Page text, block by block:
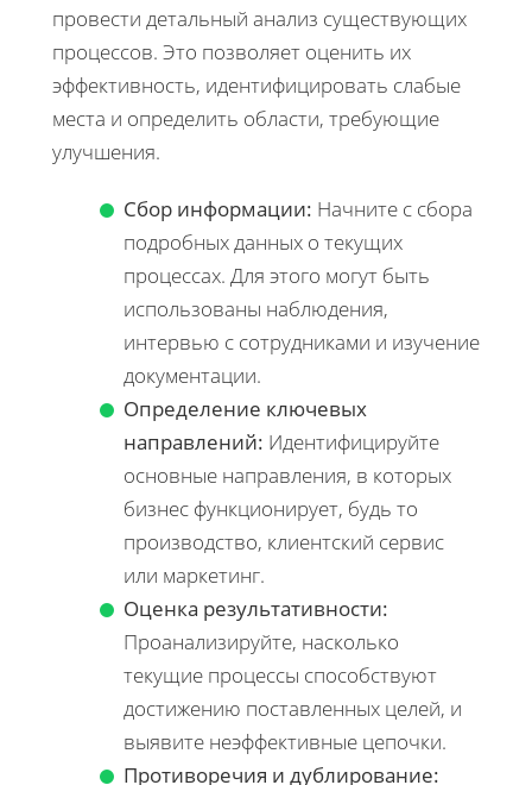
провести детальный анализ существующих
процессов. Это позволяет оценить их
эффективность, идентифицировать слабые
места и определить области, требующие
улучшения.
Сбор информации: Начните с сбора
подробных данных о текущих
процессах. Для этого могут быть
использованы наблюдения,
интервью с сотрудниками и изучение
документации.
Определение ключевых
направлений: Идентифицируйте
основные направления, в которых
бизнес функционирует, будь то
производство, клиентский сервис
или маркетинг.
Оценка результативности:
Проанализируйте, насколько
текущие процессы способствуют
достижению поставленных целей, и
выявите неэффективные цепочки.
Противоречия и дублирование: